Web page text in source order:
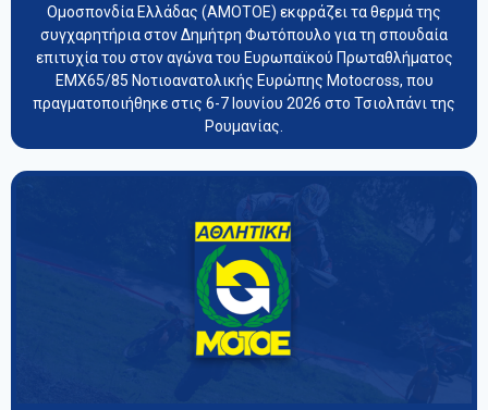
Ομοσπονδία Ελλάδας (ΑΜΟΤΟΕ) εκφράζει τα θερμά της
συγχαρητήρια στον Δημήτρη Φωτόπουλο για τη σπουδαία
επιτυχία του στον αγώνα του Ευρωπαϊκού Πρωταθλήματος
EMX65/85 Νοτιοανατολικής Ευρώπης Motocross, που
πραγματοποιήθηκε στις 6-7 Ιουνίου 2026 στο Τσιολπάνι της
Ρουμανίας.